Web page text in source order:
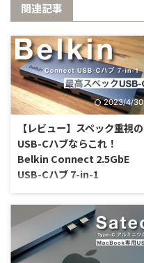
関連記事
2023/4/30
【レビュー】スペック重視の
USB-Cハブならこれ！
Belkin Connect 2.5GbE
USB-Cハブ 7-in-1
Belkin Connect USB-Cハブ 7-
in-1って実際のところどうなの？
他のケーブル型USB-Cハブと比
べるとどんな特徴があるの？
SatechiやAnkerのUSB-Cハブよ